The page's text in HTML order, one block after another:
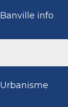
Banville info
Urbanisme